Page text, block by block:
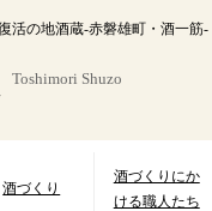
活の地酒蔵-赤磐雄町・酒一筋-
Toshimori Shuzo
酒づくり
酒づくりにか
ける職人たち